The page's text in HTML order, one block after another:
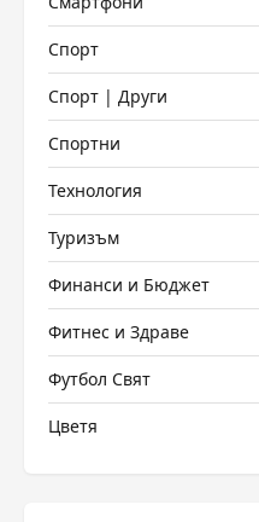
Спорт
Спорт | Други
Спортни
Технология
Туризъм
Финанси и Бюджет
Фитнес и Здраве
Футбол Свят
Цветя